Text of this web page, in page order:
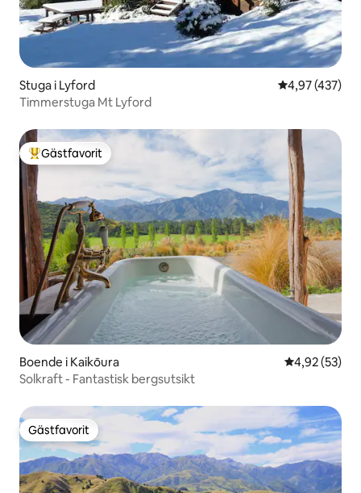
Stuga i Lyford 4,97 av 5 i
4,97 (437)
Timmerstuga Mt Lyford
Populär gästfavorit
Gästfavorit
Boende i Kaikōura 4,92 av 5 i
4,92 (53)
Solkraft - Fantastisk bergsutsikt
Gästfavorit
Gästfavorit